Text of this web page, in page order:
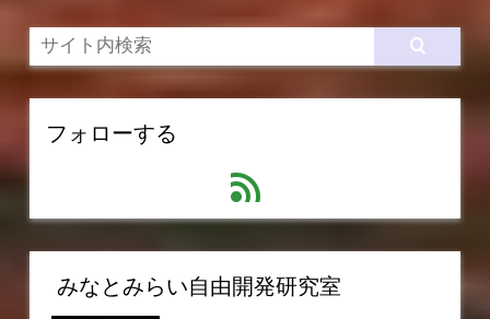
フォローする
feed
みなとみらい自由開発研究室